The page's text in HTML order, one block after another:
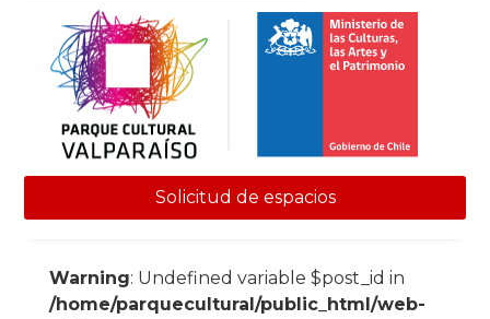
Solicitud de espacios
Warning: Undefined variable $post_id in
/home/parquecultural/public_html/web-